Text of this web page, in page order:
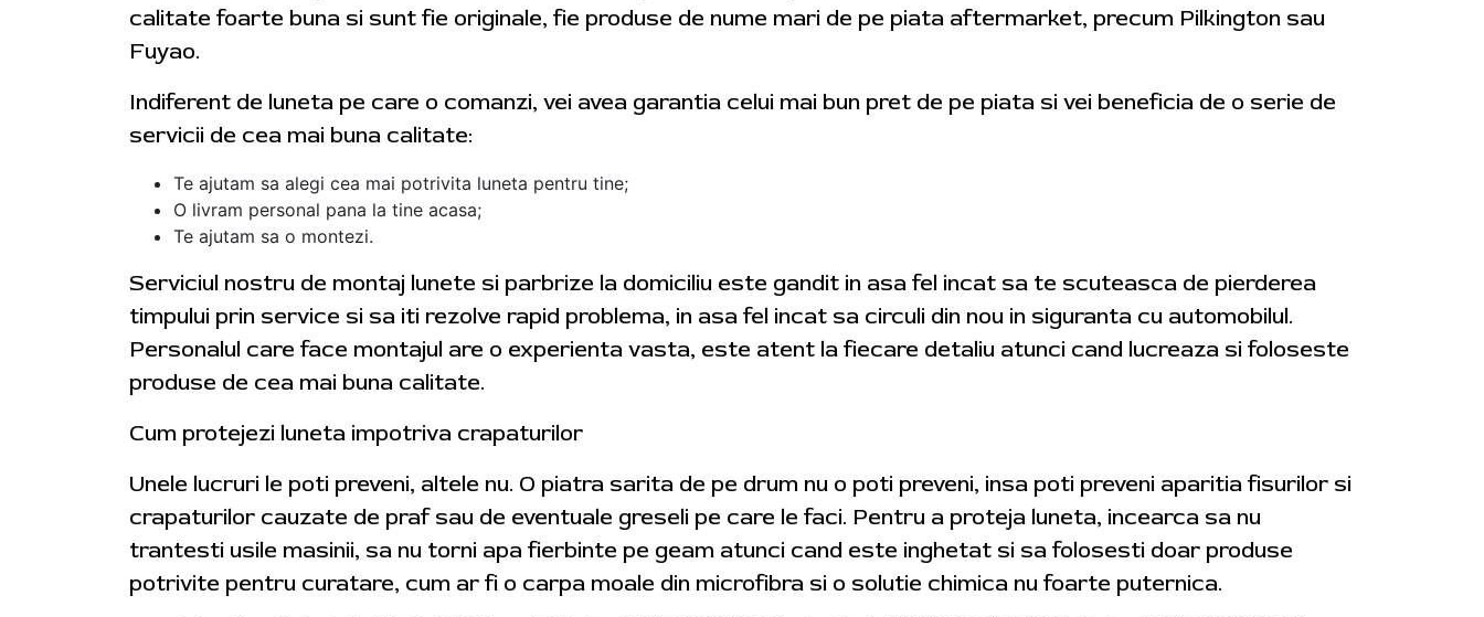
calitate foarte buna si sunt fie originale, fie produse de nume mari de pe piata aftermarket, precum Pilkington sau
Fuyao.
Indiferent de luneta pe care o comanzi, vei avea garantia celui mai bun pret de pe piata si vei beneficia de o serie de
servicii de cea mai buna calitate:
Te ajutam sa alegi cea mai potrivita luneta pentru tine;
O livram personal pana la tine acasa;
Te ajutam sa o montezi.
Serviciul nostru de montaj lunete si parbrize la domiciliu este gandit in asa fel incat sa te scuteasca de pierderea
timpului prin service si sa iti rezolve rapid problema, in asa fel incat sa circuli din nou in siguranta cu automobilul.
Personalul care face montajul are o experienta vasta, este atent la fiecare detaliu atunci cand lucreaza si foloseste
produse de cea mai buna calitate.
Cum protejezi luneta impotriva crapaturilor
Unele lucruri le poti preveni, altele nu. O piatra sarita de pe drum nu o poti preveni, insa poti preveni aparitia fisurilor si
crapaturilor cauzate de praf sau de eventuale greseli pe care le faci. Pentru a proteja luneta, incearca sa nu
trantesti usile masinii, sa nu torni apa fierbinte pe geam atunci cand este inghetat si sa folosesti doar produse
potrivite pentru curatare, cum ar fi o carpa moale din microfibra si o solutie chimica nu foarte puternica.